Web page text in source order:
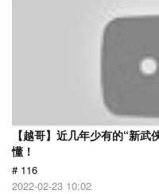
【越哥】近几年少有的“新
懂！
# 116
2022-02-23 10:02